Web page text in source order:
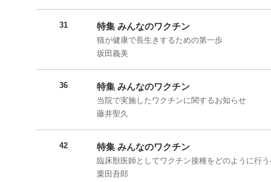
31 特集 みんなのワクチン
猫が健康で長生きするための第一歩
坂田義美
36 特集 みんなのワクチン
当院で実施したワクチンに関するお知らせ
藤井聖久
42 特集 みんなのワクチン
臨床獣医師としてワクチン接種をどのように行
栗田吾郎